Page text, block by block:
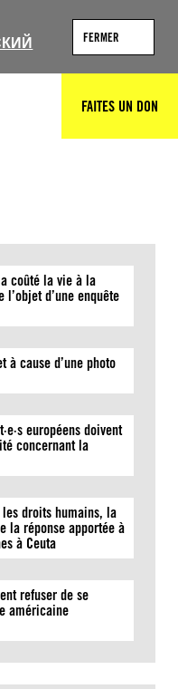
FERMER
RECHERCHERFAITES UN DON
coûté la vie à la
d’une enquête
à cause d’une photo
européens doivent
concernant la
droits humains, la
la réponse apportée à
à Ceuta
refuser de se
américaine